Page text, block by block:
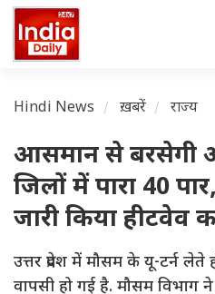
Hindi News ख़बरें राज्य
आसमान से बरसेगी
जिलों में पारा 40
जारी किया हीटवेव
उत्तर प्रदेश में मौसम के यू-टर्न लेते
वापसी हो गई है. मौसम विभाग